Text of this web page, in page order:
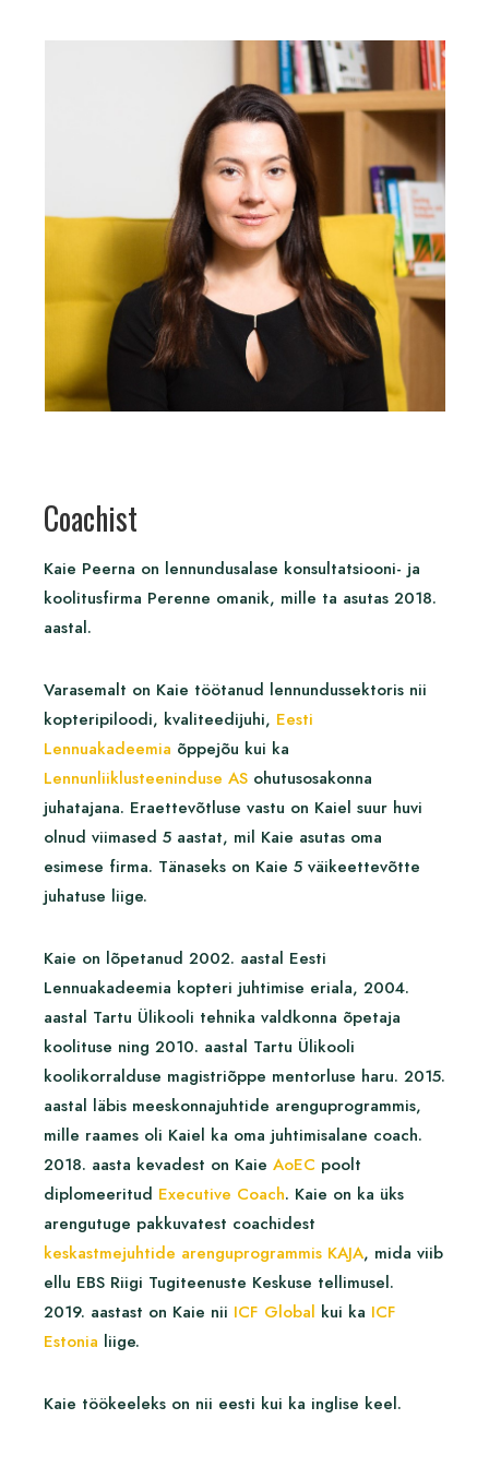
Coachist
Kaie Peerna on lennundusalase konsultatsiooni- ja
koolitusfirma Perenne omanik, mille ta asutas 2018.
aastal.
Varasemalt on Kaie töötanud lennundussektoris nii
kopteripiloodi, kvaliteedijuhi, Eesti
Lennuakadeemia õppejõu kui ka
Lennunliiklusteeninduse AS ohutusosakonna
juhatajana. Eraettevõtluse vastu on Kaiel suur huvi
olnud viimased 5 aastat, mil Kaie asutas oma
esimese firma. Tänaseks on Kaie 5 väikeettevõtte
juhatuse liige.
Kaie on lõpetanud 2002. aastal Eesti
Lennuakadeemia kopteri juhtimise eriala, 2004.
aastal Tartu Ülikooli tehnika valdkonna õpetaja
koolituse ning 2010. aastal Tartu Ülikooli
koolikorralduse magistriõppe mentorluse haru. 2015.
aastal läbis meeskonnajuhtide arenguprogrammis,
mille raames oli Kaiel ka oma juhtimisalane coach.
2018. aasta kevadest on Kaie AoEC poolt
diplomeeritud Executive Coach. Kaie on ka üks
arengutuge pakkuvatest coachidest
keskastmejuhtide arenguprogrammis KAJA, mida viib
ellu EBS Riigi Tugiteenuste Keskuse tellimusel.
2019. aastast on Kaie nii ICF Global kui ka ICF
Estonia liige.
Kaie töökeeleks on nii eesti kui ka inglise keel.